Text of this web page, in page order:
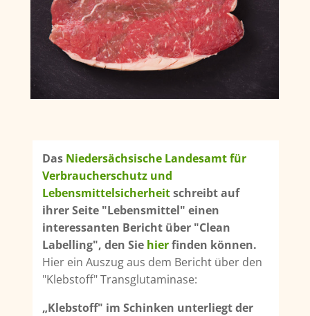
Das Niedersächsische Landesamt für
Verbraucherschutz und
Lebensmittelsicherheitschreibt auf
ihrer Seite "Lebensmittel" einen
interessanten Bericht über "Clean
Labelling", den Sie hierfinden können.
Hier ein Auszug aus dem Bericht über den
"Klebstoff" Transglutaminase:
„Klebstoff" im Schinken unterliegt der